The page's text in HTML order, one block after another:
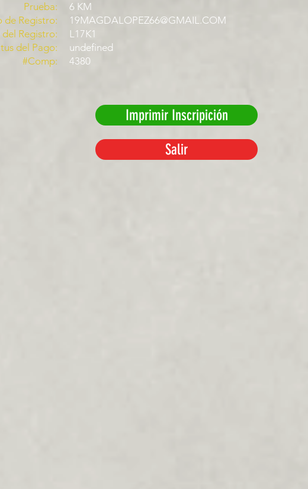
Prueba:
de Registro:
del Registro:
del Pago:
#Comp:
6 KM
19MAGDALOPEZ66@GMAIL.COM
L17K1
undefined
4380
Imprimir Inscripición
Salir